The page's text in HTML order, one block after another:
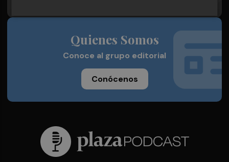
Quienes Somos
Conoce al grupo editorial
Conócenos